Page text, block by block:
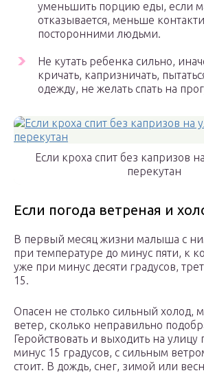
уменьшить порцию еды, если
отказывается, меньше
посторонними людьми.
Не кутать ребенка сильно,
кричать, капризничать,
одежду, не желать спать на
Если кроха спит без капризов
перекутан
Если погода ветреная и
В первый месяц жизни малыша с
при температуре до минус пяти, к
уже при минус десяти градусов,
15.
Опасен не столько сильный холод,
ветер, сколько неправильно
Геройствовать и выходить на
минус 15 градусов, с сильным
стоит. В дождь, снег, зимой или